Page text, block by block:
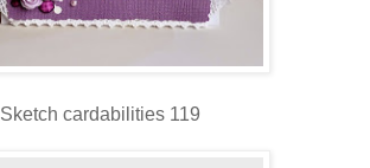
Sketch cardabilities 119